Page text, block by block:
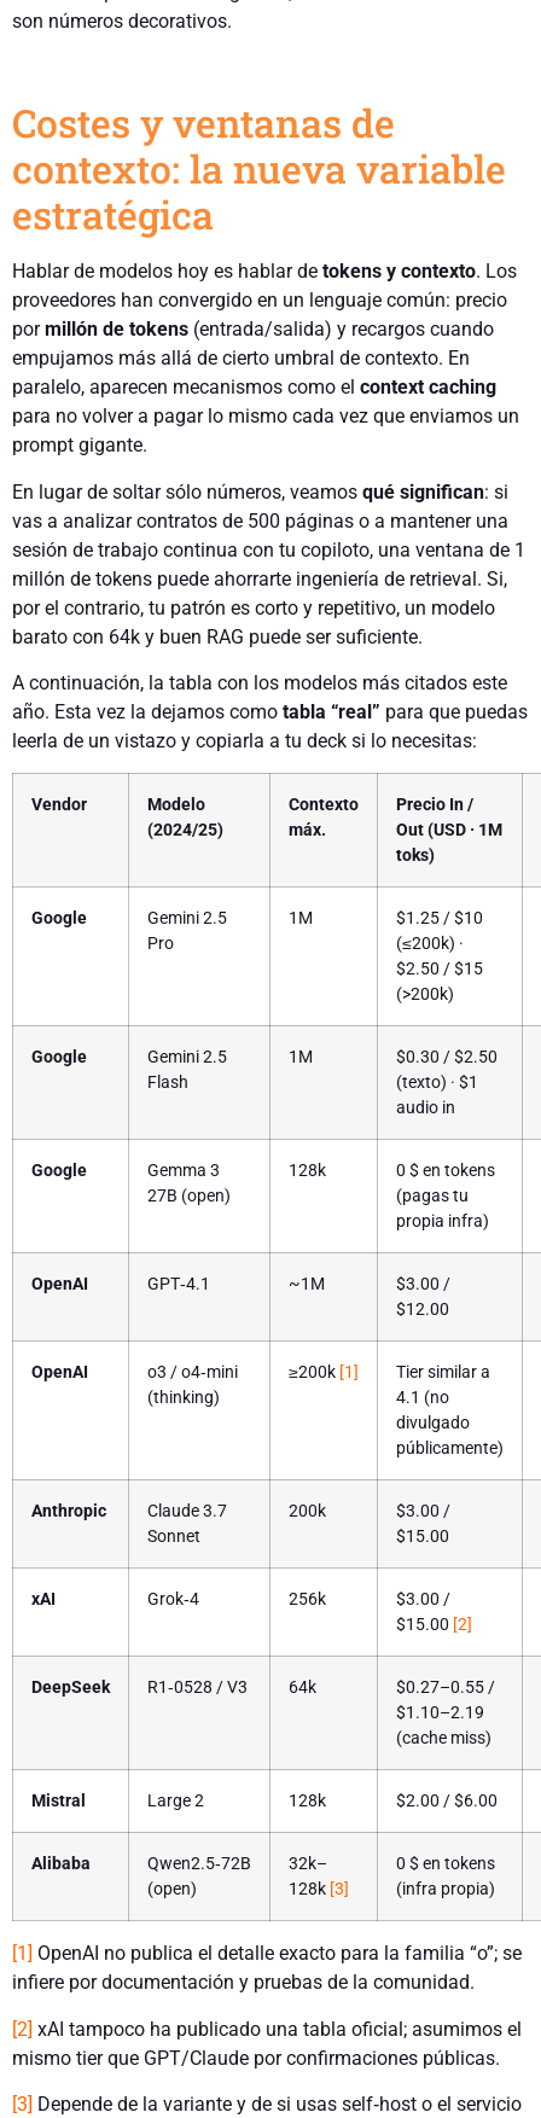
son números decorativos.
Costes y ventanas de
contexto: la nueva variable
estratégica
Hablar de modelos hoy es hablar de tokens y contexto. Los
proveedores han convergido en un lenguaje común: precio
pormillón de tokens (entrada/salida) y recargos cuando
empujamos más allá de cierto umbral de contexto. En
paralelo, aparecen mecanismos como el context caching
para no volver a pagar lo mismo cada vez que enviamos un
prompt gigante.
En lugar de soltar sólo números, veamos qué significan: si
vas a analizar contratos de 500 páginas o a mantener una
sesión de trabajo continua con tu copiloto, una ventana de 1
millón de tokens puede ahorrarte ingeniería de retrieval. Si,
por el contrario, tu patrón es corto y repetitivo, un modelo
barato con 64k y buen RAG puede ser suficiente.
A continuación, la tabla con los modelos más citados este
año. Esta vez la dejamos como tabla “real” para que puedas
leerla de un vistazo y copiarla a tu deck si lo necesitas:
Vendor
Modelo
(2024/25)
Contexto
máx.
Precio In /
Out (USD · 1M
toks)
Google
Gemini 2.5
Pro
1M
$1.25 / $10
(≤200k) ·
$2.50 / $15
(>200k)
Google
Gemini 2.5
Flash
1M
$0.30 / $2.50
(texto) · $1
audio in
Google
Gemma 3
27B (open)
128k
0 $ en tokens
(pagas tu
propia infra)
OpenAI GPT‑4.1 ~1M
$3.00 /
$12.00
OpenAI
o3 / o4‑mini
(thinking)
≥200k [1]
Tier similar a
4.1 (no
divulgado
públicamente)
Anthropic
Claude 3.7
Sonnet
200k
$3.00 /
$15.00
xAI Grok‑4 256k
$3.00 /
$15.00 [2]
DeepSeek R1‑0528 / V3 64k
$0.27–0.55 /
$1.10–2.19
(cache miss)
Mistral Large 2 128k $2.00 / $6.00
Alibaba
Qwen2.5‑72B
(open)
32k–
128k [3]
0 $ en tokens
(infra propia)
[1] OpenAI no publica el detalle exacto para la familia “o”; se
infiere por documentación y pruebas de la comunidad.
[2] xAI tampoco ha publicado una tabla oficial; asumimos el
mismo tier que GPT/Claude por confirmaciones públicas.
[3] Depende de la variante y de si usas self‑host o el servicio